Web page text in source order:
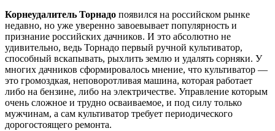
Корнеудалитель Торнадо появился на российском рынке
недавно, но уже уверенно завоевывает популярность и
признание российских дачников. И это абсолютно не
удивительно, ведь Торнадо первый ручной культиватор,
способный вскапывать, рыхлить землю и удалять сорняки. У
многих дачников сформировалось мнение, что культиватор —
это громоздкая, неповоротливая машина, которая работает
либо на бензине, либо на электричестве. Управление которым
очень сложное и трудно осваиваемое, и под силу только
мужчинам, а сам культиватор требует периодического
дорогостоящего ремонта.